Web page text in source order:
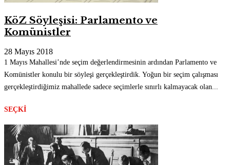
KöZ Söyleşisi: Parlamento ve
Komünistler
28 Mayıs 2018
1 Mayıs Mahallesi’nde seçim değerlendirmesinin ardından Parlamento ve
Komünistler konulu bir söyleşi gerçekleştirdik. Yoğun bir seçim çalışması
gerçekleştirdiğimiz mahallede sadece seçimlerle sınırlı kalmayacak olan...
SEÇKI